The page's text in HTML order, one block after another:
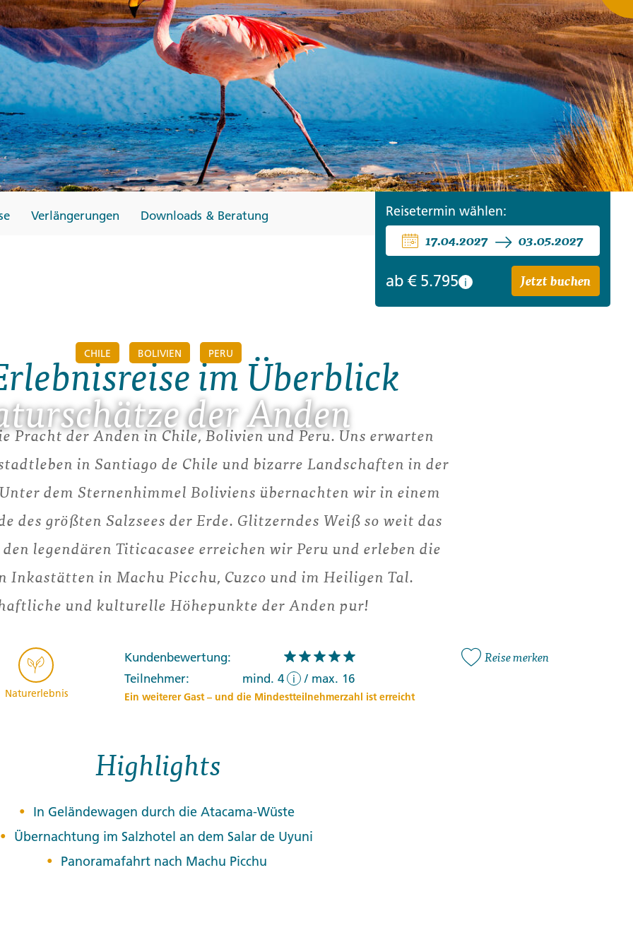
Finnland
Montenegro
Zypern
→ Beratung+49 (0) 431 5446-0 Reisefinder öffnen
→ Beratung +49 (0) 431 5446-0 Reisefinder öffnen
→ Beratung+49 (0) 431 5446-0 Reisefinder öffnen
CHILE BOLIVIEN PERU
der Anden
Verlängerungen Downloads & Beratung Reisetermin wählen:
17.04.2027 03.05.2027
ab € 5.795 i Jetzt buchen
im Überblick
Pracht der Anden in Chile, Bolivien und Peru. Uns erwarten
in Santiago de Chile und bizarre Landschaften in der
dem Sternenhimmel Boliviens übernachten wir in einem
des größten Salzsees der Erde. Glitzerndes Weiß so weit das
legendären Titicacasee erreichen wir Peru und erleben die
Inkastätten in Machu Picchu, Cuzco und im Heiligen Tal.
und kulturelle Höhepunkte der Anden pur!
Naturerlebnis
Kundenbewertung:
Teilnehmer:
mind. 4 i / max. 16
Ein weiterer Gast – und die Mindestteilnehmerzahl ist erreicht
Reise merken
Highlights
In Geländewagen durch die Atacama-Wüste
Übernachtung im Salzhotel an dem Salar de Uyuni
Panoramafahrt nach Machu Picchu